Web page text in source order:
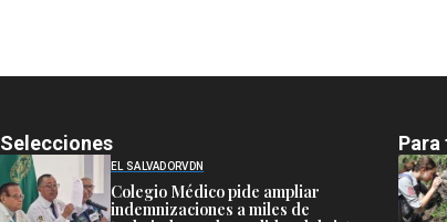
Selecciones
EL SALVADORVDN
Colegio Médico pide ampliar
indemnizaciones a miles de
Para